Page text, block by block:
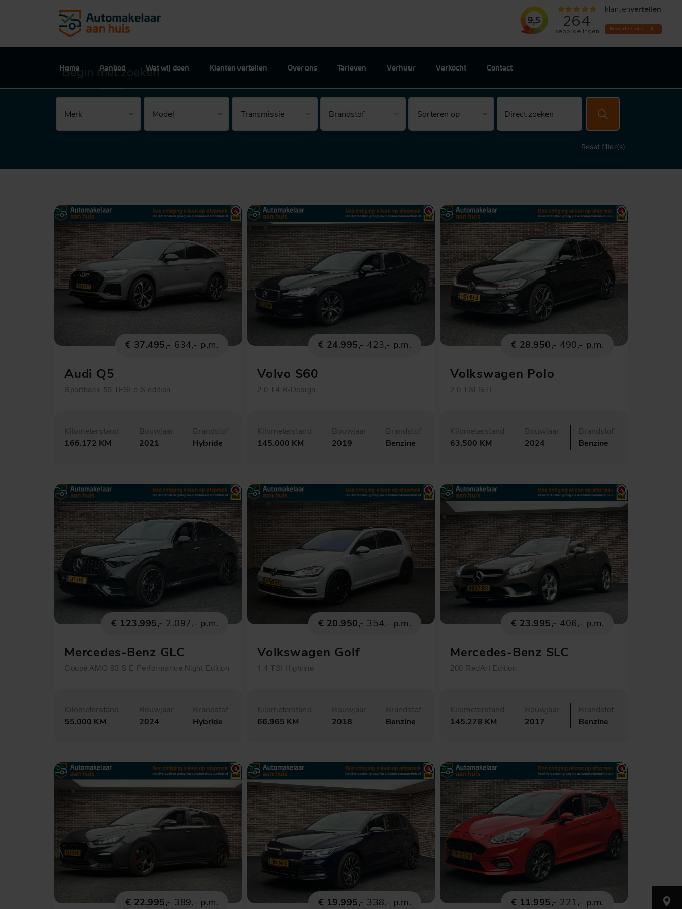
Home Aanbod Wat wij doen Klanten vertellen Over ons Tarieven Verhuur Verkocht Contact
Begin met zoeken
Brandstof
Reset filter(s)
€ 37.495,- 634,- p.m.
Audi Q5
Sportback 55 TFSI e S edition
Kilometerstand
166.172 KM
Bouwjaar
2021
Brandstof
Hybride
€ 24.995,- 423,- p.m.
Volvo S60
2.0 T4 R-Design
Kilometerstand
145.000 KM
Bouwjaar
2019
Brandstof
Benzine
€ 28.950,- 490,- p.m.
Volkswagen Polo
2.0 TSI GTI
Kilometerstand
63.500 KM
Bouwjaar
2024
Brandstof
Benzine
€ 123.995,- 2.097,- p.m.
Mercedes-Benz GLC
Coupé AMG 63 S E Performance Night Edition
Kilometerstand
55.000 KM
Bouwjaar
2024
Brandstof
Hybride
€ 20.950,- 354,- p.m.
Volkswagen Golf
1.4 TSI Highline
Kilometerstand
66.965 KM
Bouwjaar
2018
Brandstof
Benzine
€ 23.995,- 406,- p.m.
Mercedes-Benz SLC
200 RedArt Edition
Kilometerstand
145.278 KM
Bouwjaar
2017
Brandstof
Benzine
€ 22.995,- 389,- p.m. € 19.995,- 338,- p.m. € 11.995,- 221,- p.m.